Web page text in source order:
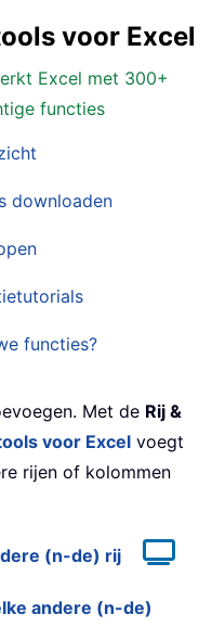
voor Excel
Excel met 300+
functies
downloaden
functies?
Met de Rij &
voor Excel voegt
rijen of kolommen
(n-de) rij
andere (n-de)